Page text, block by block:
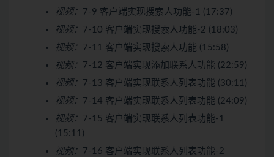
视频：
7-9 客户端实现搜索人功能-1 (17:37)
视频：
7-10 客户端实现搜索人功能-2 (18:03)
视频：
7-11 客户端实现搜索人功能 (15:58)
视频：
7-12 客户端实现添加联系人功能 (22:59)
视频：
7-13 客户端实现联系人列表功能 (30:11)
视频：
7-14 客户端实现联系人列表功能 (24:09)
视频：
7-15 客户端实现联系人列表功能-1
(15:11)
视频：
7-16 客户端实现联系人列表功能-2